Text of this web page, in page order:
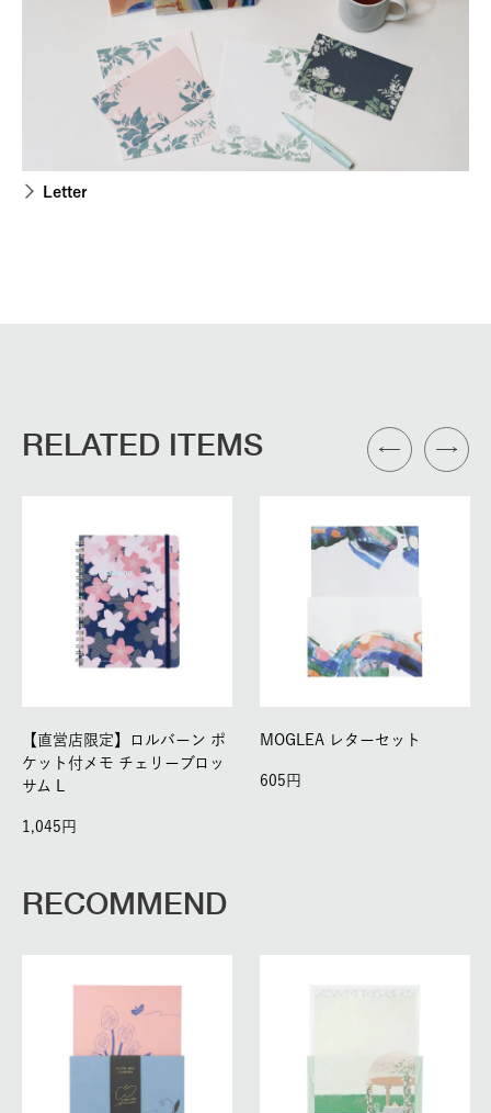
Letter
RELATED ITEMS
【直営店限定】ロルバーン ポ
ケット付メモ チェリーブロッ
サム L
1,045
MOGLEA レターセット
605
RECOMMEND